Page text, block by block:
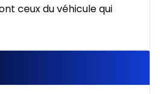
ceux du véhicule qui